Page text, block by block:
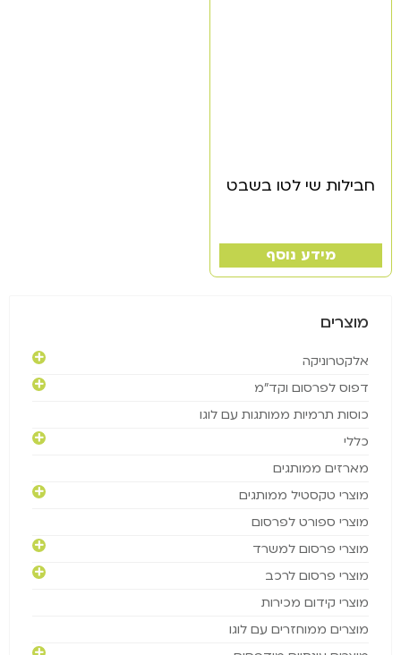
מוצרים
אלקטרוניקה
דפוס לפרסום וקד"מ
כוסות תרמיות ממותגות עם לוגו
כללי
מארזים ממותגים
מוצרי טקסטיל ממותגים
מוצרי ספורט לפרסום
מוצרי פרסום למשרד
מוצרי פרסום לרכב
מוצרי קידום מכירות
מוצרים ממוחזרים עם לוגו
חבילות שי לטו בשבט
מידע נוסף